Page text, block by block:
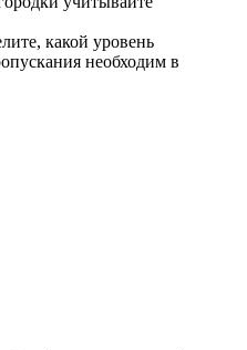
какой уровень
необходим в